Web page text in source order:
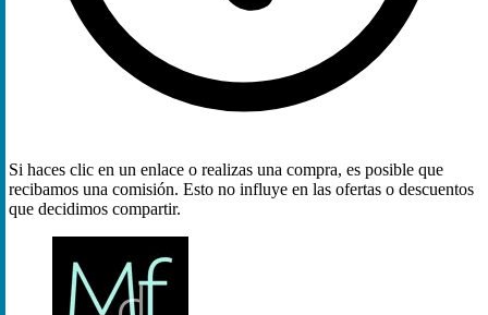
Si haces clic en un enlace o realizas una compra, es posible que
recibamos una comisión. Esto no influye en las ofertas o descuentos
que decidimos compartir.